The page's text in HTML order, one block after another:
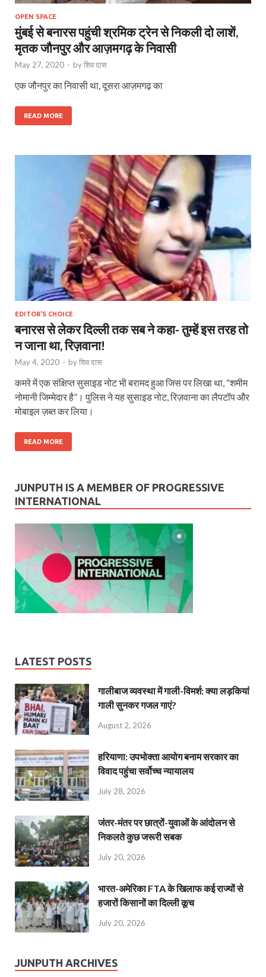
OPEN SPACE
मुंबई से बनारस पहुंची श्रमिक ट्रेन से निकली दो लाशें,
मृतक जौनपुर और आज़मगढ़ के निवासी
May 27, 2020 - byशिव दास
एक जौनपुर का निवासी था, दूसरा आज़मगढ़ का
READ MORE
EDITOR'S CHOICE
बनारस से लेकर दिल्ली तक सब ने कहा- तुम्हें इस तरह तो
न जाना था, रिज़वाना!
May 4, 2020 - byशिव दास
कमरे में एक संक्षिप्त सुसाइड नोट भी बरामद हुआ जिस पर लिखा था, “शमीम
नोमानी जिम्मेदार है”। पुलिस ने यह सुसाइड नोट, रिज़वाना का लैपटॉप और
मोबाइल ज़ब्त कर लिया।
READ MORE
JUNPUTH IS A MEMBER OF PROGRESSIVE
INTERNATIONAL
LATEST POSTS
गालीबाज व्‍यवस्‍था में गाली-विमर्श: क्या लड़कियां
गाली सुनकर गजल गाएं?
August 2, 2026
हरियाणा: उपभोक्ता आयोग बनाम सरकार का
विवाद पहुंचा सर्वोच्च न्यायालय
July 28, 2026
जंतर-मंतर पर छात्रों-युवाओं के आंदोलन से
निकलते कुछ जरूरी सबक
July 20, 2026
भारत-अमेरिका FTA के खिलाफ कई राज्यों से
हजारों किसानों का दिल्ली कूच
July 20, 2026
JUNPUTH ARCHIVES